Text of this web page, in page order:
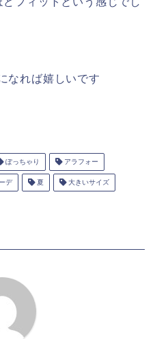
なれば嬉しいです
ぽっちゃり アラフォー
デ 夏 大きいサイズ